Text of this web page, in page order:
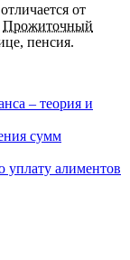
от
Прожиточный
пенсия.
– теория и
сумм
уплату алиментов